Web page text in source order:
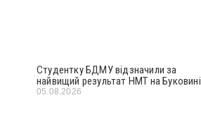
Студентку БДМУ відзначили за
найвищий результат НМТ на Буковині
05.08.2026